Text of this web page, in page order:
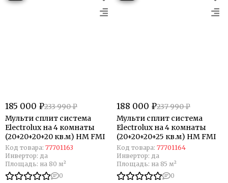
185 000 ₽233 990 ₽
Мульти сплит система
Electrolux на 4 комнаты
(20+20+20+20 кв.м) HM FMI
Код товара: 77701163
Инвертор: да
Площадь: на 80 м²
0
188 000 ₽237 990 ₽
Мульти сплит система
Electrolux на 4 комнаты
(20+20+20+25 кв.м) HM FMI
Код товара: 77701164
Инвертор: да
Площадь: на 85 м²
0